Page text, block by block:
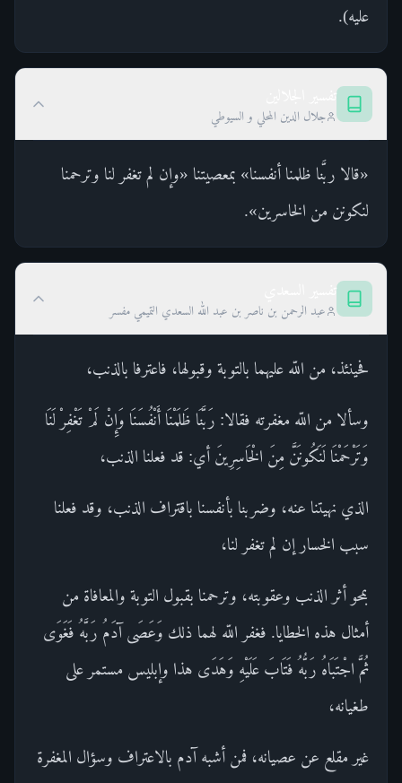
عليه).
جلال الدين المحلي و السيوطي
«قالا ربَّنا ظلمنا أنفسنا» بمعصيتنا «وإن لم تغفر لنا وترحمنا
لنكونن من الخاسرين».
عبد الرحمن بن ناصر بن عبد الله السعدي التميمي مفسر
فحينئذ، من اللّه عليهما بالتوبة وقبولها، فاعترفا بالذنب،
وسألا من اللّه مغفرته فقالا: رَبَّنَا ظَلَمْنَا أَنْفُسَنَا وَإِنْ لَمْ تَغْفِرْ لَنَا
وَتَرْحَمْنَا لَنَكُونَنَّ مِنَ الْخَاسِرِينَ أي: قد فعلنا الذنب،
الذي نهيتنا عنه، وضربنا بأنفسنا باقتراف الذنب، وقد فعلنا
سبب الخسار إن لم تغفر لنا،
بمحو أثر الذنب وعقوبته، وترحمنا بقبول التوبة والمعافاة من
أمثال هذه الخطايا. فغفر اللّه لهما ذلك وَعَصَى آدَمُ رَبَّهُ فَغَوَى
ثُمَّ اجْتَبَاهُ رَبُّهُ فَتَابَ عَلَيْهِ وَهَدَى هذا وإبليس مستمر على
طغيانه،
غير مقلع عن عصيانه، فمن أشبه آدم بالاعتراف وسؤال المغفرة